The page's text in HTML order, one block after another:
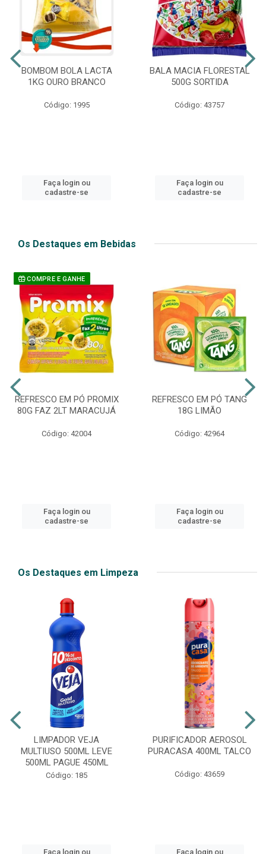
BOMBOM BOLA LACTA
1KG OURO BRANCO
Código: 1995
Faça login ou
cadastre-se
BALA MACIA FLORESTAL
500G SORTIDA
Código: 43757
Faça login ou
cadastre-se
Os Destaques em Bebidas
COMPRE E GANHE
REFRESCO EM PÓ PROMIX
80G FAZ 2LT MARACUJÁ
Código: 42004
Faça login ou
cadastre-se
REFRESCO EM PÓ TANG
18G LIMÃO
Código: 42964
Faça login ou
cadastre-se
Os Destaques em Limpeza
LIMPADOR VEJA
MULTIUSO 500ML LEVE
500ML PAGUE 450ML
Código: 185
Faça login ou
PURIFICADOR AEROSOL
PURACASA 400ML TALCO
Código: 43659
Faça login ou